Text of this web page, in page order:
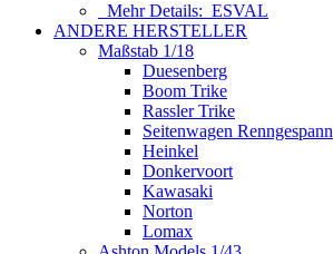
Mehr Details: ESVAL
ANDERE HERSTELLER
Maßstab 1/18
Duesenberg
Boom Trike
Rassler Trike
Seitenwagen Renngespann
Heinkel
Donkervoort
Kawasaki
Norton
Lomax